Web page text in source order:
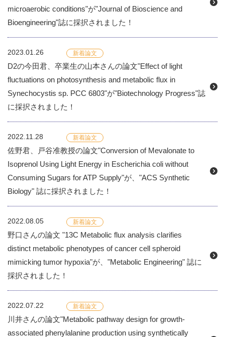
microaerobic conditions"が"Journal of Bioscience and
Bioengineering"誌に採択されました！
2023.01.26 新着論文
D2の今田君、卒業生の山本さんの論文"Effect of light
fluctuations on photosynthesis and metabolic flux in
Synechocystis sp. PCC 6803"が"Biotechnology Progress"誌
に採択されました！
2022.11.28 新着論文
佐野君、戸谷准教授の論文"Conversion of Mevalonate to
Isoprenol Using Light Energy in Escherichia coli without
Consuming Sugars for ATP Supply"が、"ACS Synthetic
Biology" 誌に採択されました！
2022.08.05 新着論文
野口さんの論文 "13C Metabolic flux analysis clarifies
distinct metabolic phenotypes of cancer cell spheroid
mimicking tumor hypoxia"が、"Metabolic Engineering" 誌に
採択されました！
2022.07.22 新着論文
川井さんの論文"Metabolic pathway design for growth-
associated phenylalanine production using synthetically